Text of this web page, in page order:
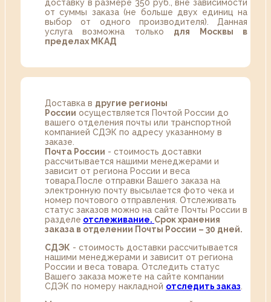
доставку в размере 350 руб., вне зависимости
от суммы заказа (не больше двух единиц на
выбор от одного производителя). Данная
услуга возможна только для Москвы в
пределах МКАД
Доставка в другие регионы
России осуществляется Почтой России до
вашего отделения почты или транспортной
компанией СДЭК по адресу указанному в
заказе.
Почта России - стоимость доставки
рассчитывается нашими менеджерами и
зависит от региона России и веса
товара.После отправки Вашего заказа на
электронную почту высылается фото чека и
номер почтового отправления. Отслеживать
статус заказов можно на сайте Почты России в
разделе oтслеживание. Срок хранения
заказа в отделении Почты России – 30 дней.
СДЭК - стоимость доставки рассчитывается
нашими менеджерами и зависит от региона
России и веса товара. Отследить статус
Вашего заказа можете на сайте компании
СДЭК по номеру накладной отследить заказ